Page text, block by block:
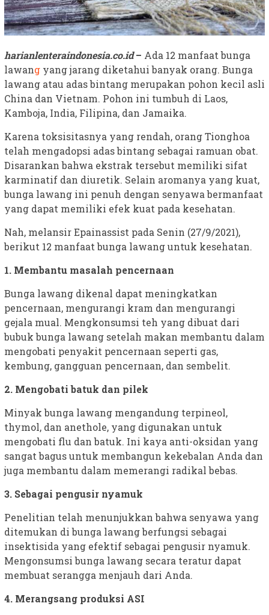
harianlenteraindonesia.co.id– Ada 12 manfaat bunga
lawang yang jarang diketahui banyak orang. Bunga
lawang atau adas bintang merupakan pohon kecil asli
China dan Vietnam. Pohon ini tumbuh di Laos,
Kamboja, India, Filipina, dan Jamaika.
Karena toksisitasnya yang rendah, orang Tionghoa
telah mengadopsi adas bintang sebagai ramuan obat.
Disarankan bahwa ekstrak tersebut memiliki sifat
karminatif dan diuretik. Selain aromanya yang kuat,
bunga lawang ini penuh dengan senyawa bermanfaat
yang dapat memiliki efek kuat pada kesehatan.
Nah, melansir Epainassist pada Senin (27/9/2021),
berikut 12 manfaat bunga lawang untuk kesehatan.
1. Membantu masalah pencernaan
Bunga lawang dikenal dapat meningkatkan
pencernaan, mengurangi kram dan mengurangi
gejala mual. Mengkonsumsi teh yang dibuat dari
bubuk bunga lawang setelah makan membantu dalam
mengobati penyakit pencernaan seperti gas,
kembung, gangguan pencernaan, dan sembelit.
2. Mengobati batuk dan pilek
Minyak bunga lawang mengandung terpineol,
thymol, dan anethole, yang digunakan untuk
mengobati flu dan batuk. Ini kaya anti-oksidan yang
sangat bagus untuk membangun kekebalan Anda dan
juga membantu dalam memerangi radikal bebas.
3. Sebagai pengusir nyamuk
Penelitian telah menunjukkan bahwa senyawa yang
ditemukan di bunga lawang berfungsi sebagai
insektisida yang efektif sebagai pengusir nyamuk.
Mengonsumsi bunga lawang secara teratur dapat
membuat serangga menjauh dari Anda.
4. Merangsang produksi ASI